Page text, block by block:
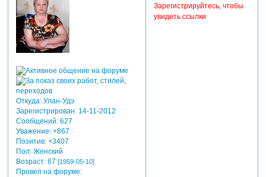
Откуда:Улан-Удэ
Зарегистрирован: 14-11-2012
Сообщений:627
Уважение: +867
Позитив: +3407
Пол:Женский
Возраст:67 [1959-05-10]
Провел на форуме:
Зарегистрируйтесь, чтобы
увидеть ссылки